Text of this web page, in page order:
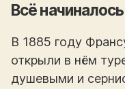
Всё
В 1885 году
открыли в нём
душевыми и